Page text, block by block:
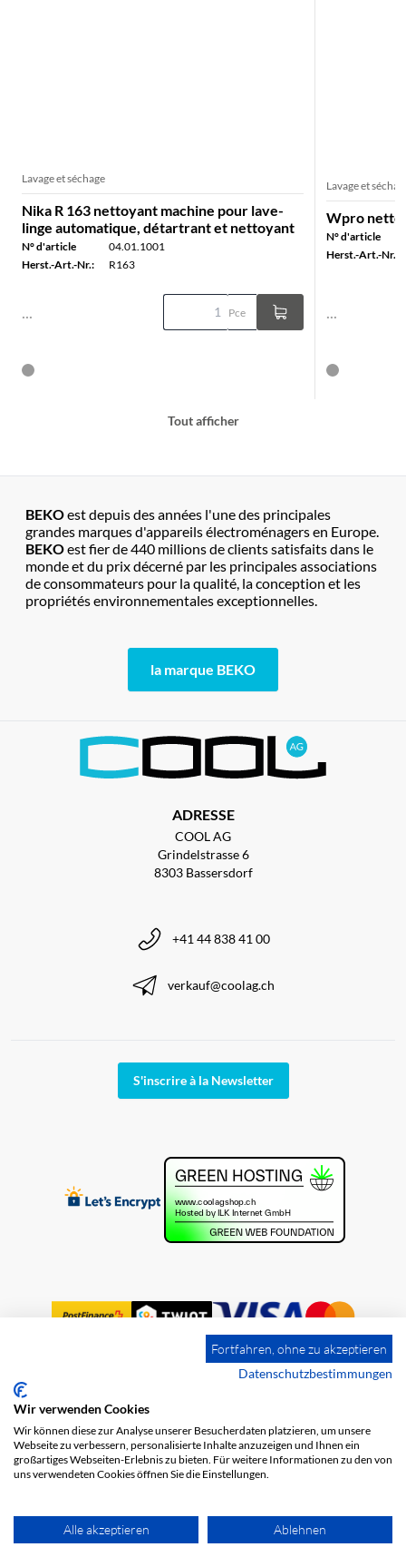
Lavage et séchage
Nika R 163 nettoyant machine pour lave-
linge automatique, détartrant et nettoyant
N° d'article
04.01.1001
Herst.-Art.-Nr.:
R163
... Pce
Lavage et
Wpro
N° d'article
Herst.-Art.-Nr.:
...
Tout afficher
BEKOest depuis des années l'une des principales
grandes marques d'appareils électroménagers en Europe.
BEKOest fier de 440 millions de clients satisfaits dans le
monde et du prix décerné par les principales associations
de consommateurs pour la qualité, la conception et les
propriétés environnementales exceptionnelles.
la marque BEKO
ADRESSE
COOL AG
Grindelstrasse 6
8303 Bassersdorf
+41 44 838 41 00
verkauf@coolag.ch
S'inscrire à la Newsletter
Impression
Protection des données
Fortfahren, ohne zu akzeptieren
Datenschutzbestimmungen
Wir verwenden Cookies
Wir können diese zur Analyse unserer Besucherdaten platzieren, um unsere
Webseite zu verbessern, personalisierte Inhalte anzuzeigen und Ihnen ein
großartiges Webseiten-Erlebnis zu bieten. Für weitere Informationen zu den von
uns verwendeten Cookies öffnen Sie die Einstellungen.
Alle akzeptieren Ablehnen